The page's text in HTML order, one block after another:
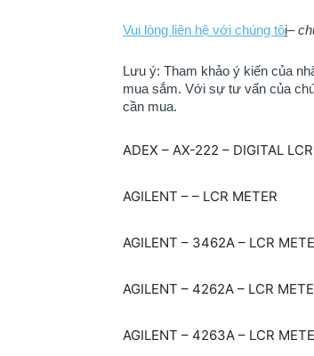
Vui lòng liên hệ với chúng tôi–
Lưu ý: Tham khảo ý kiến của
mua sắm. ​​Với sự tư vấn của
cần mua.
ADEX – AX-222 – DIGITAL
AGILENT – – LCR METER
AGILENT – 3462A – LCR
AGILENT – 4262A – LCR
AGILENT – 4263A – LCR